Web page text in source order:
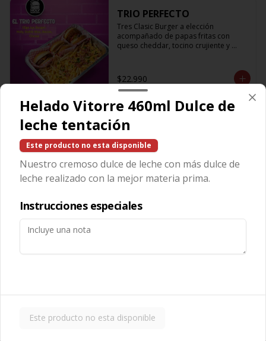
TRIO PERFECTO
Tres Clasic Burger a elección
acompañado de papas fritas con
queso cheddar, tocino crujiente y
Cheese Burger, Chicken Burger
$22.990
Salsas
Salsa Aceituna
Helado Vitorre 460ml Dulce de
leche tentación
Este producto no esta disponible
Nuestro cremoso dulce de leche con más dulce de
leche realizado con la mejor materia prima.
Instrucciones especiales
Este producto no esta disponible